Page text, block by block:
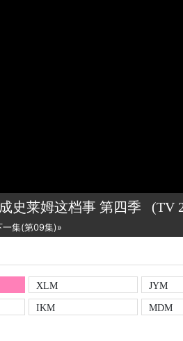
史莱姆这档事 第四季 (TV
一集(第09集)»
XLM JYM
IKM MDM